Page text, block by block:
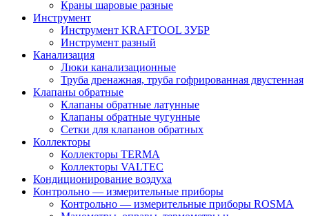
Краны шаровые разные
Инструмент
Инструмент KRAFTOOL ЗУБР
Инструмент разный
Канализация
Люки канализационные
Труба дренажная, труба гофрированная двустенная
Клапаны обратные
Клапаны обратные латунные
Клапаны обратные чугунные
Сетки для клапанов обратных
Коллекторы
Коллекторы TERMA
Коллекторы VALTEC
Кондиционирование воздуха
Контрольно — измерительные приборы
Контрольно — измерительные приборы ROSMA